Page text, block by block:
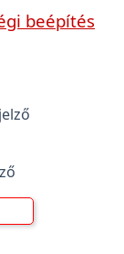
beépítés